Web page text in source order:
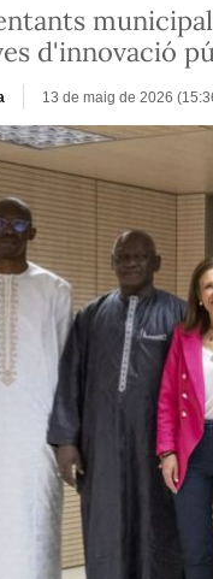
d'innovació
13 de maig de 2026